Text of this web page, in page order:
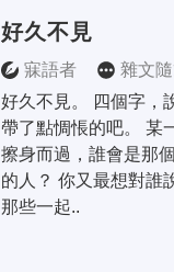
好久不見
寐語者 雜文
好久不見。 四個字，
帶了點惆悵的吧。 某
擦身而過，誰會是那
的人？ 你又最想對誰
那些一起..